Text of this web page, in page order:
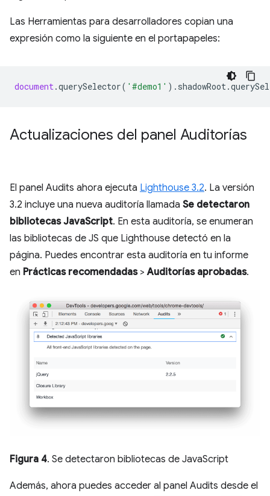
Las Herramientas para desarrolladores copian una
expresión como la siguiente en el portapapeles:
document.querySelector( '#demo1' ). shadowRoot.
Actualizaciones del panel Auditorías
El panel Audits ahora ejecuta Lighthouse 3.2. La versión
3.2 incluye una nueva auditoría llamada Se detectaron
bibliotecas JavaScript. En esta auditoría, se enumeran
las bibliotecas de JS que Lighthouse detectó en la
página. Puedes encontrar esta auditoría en tu informe
en Prácticas recomendadas>Auditorías aprobadas.
Figura 4. Se detectaron bibliotecas de JavaScript
Además, ahora puedes acceder al panel Audits desde el